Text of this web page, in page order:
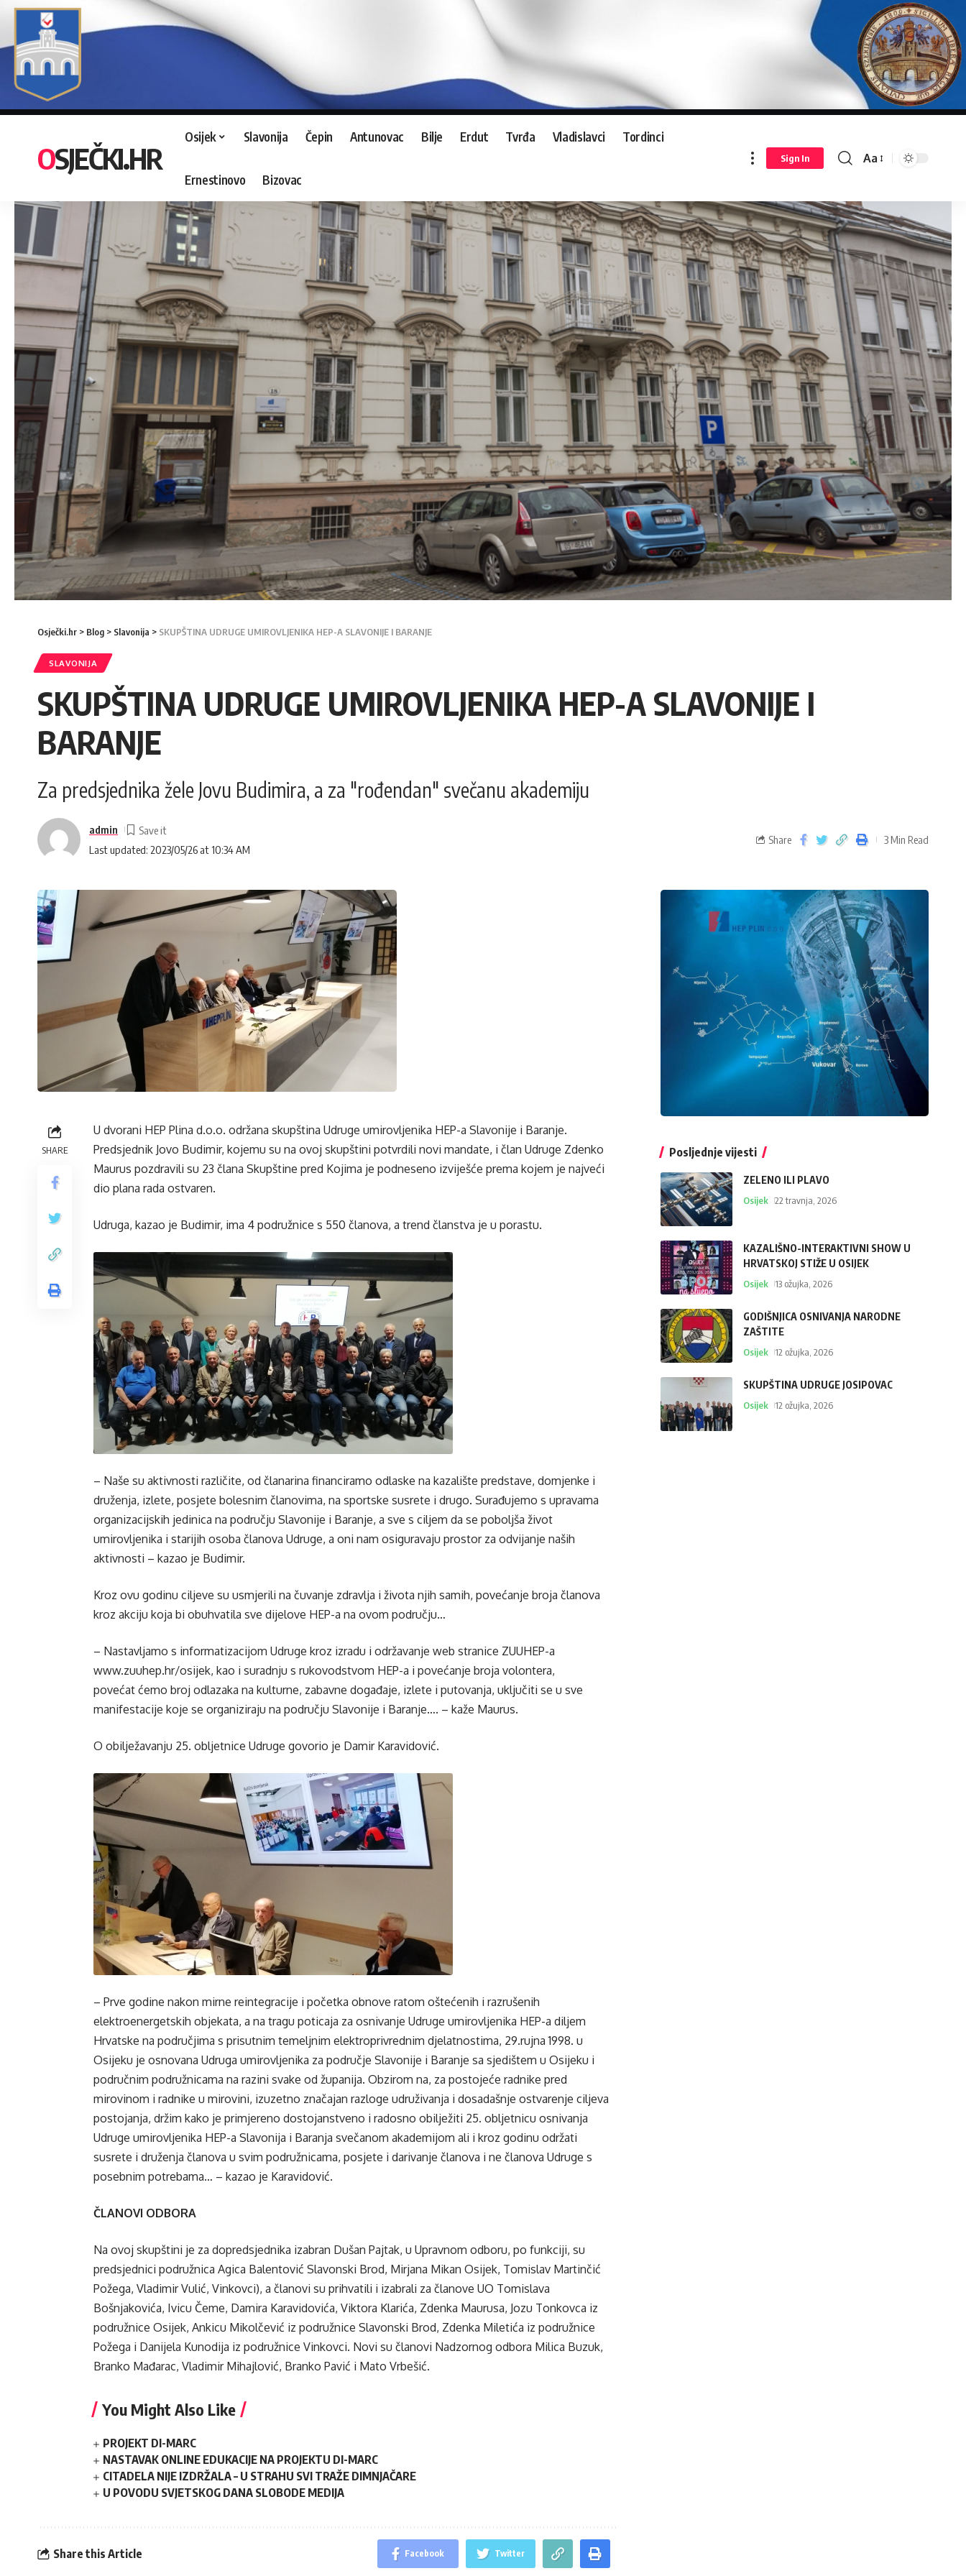
OSJEČKI.HR
Osijek Slavonija Čepin Antunovac Bilje Erdut Tvrđa Vladislavci Tordinci
Ernestinovo Bizovac
Sign In Aa
Osječki.hr > Blog > Slavonija > SKUPŠTINA UDRUGE UMIROVLJENIKA HEP-A SLAVONIJE I BARANJE
SLAVONIJA
SKUPŠTINA UDRUGE UMIROVLJENIKA HEP-A SLAVONIJE I
BARANJE
Za predsjednika žele Jovu Budimira, a za "rođendan" svečanu akademiju
Last updated: 2023/05/26 at 10:34 AM
admin
Share 3 Min Read
SHARE
U dvorani HEP Plina d.o.o. održana skupština Udruge umirovljenika HEP-a Slavonije i Baranje.
Predsjednik Jovo Budimir, kojemu su na ovoj skupštini potvrdili novi mandate, i član Udruge Zdenko
Maurus pozdravili su 23 člana Skupštine pred Kojima je podneseno izviješće prema kojem je najveći
dio plana rada ostvaren.
Udruga, kazao je Budimir, ima 4 podružnice s 550 članova, a trend članstva je u porastu.
– Naše su aktivnosti različite, od članarina financiramo odlaske na kazalište predstave, domjenke i
druženja, izlete, posjete bolesnim članovima, na sportske susrete i drugo. Surađujemo s upravama
organizacijskih jedinica na području Slavonije i Baranje, a sve s ciljem da se poboljša život
umirovljenika i starijih osoba članova Udruge, a oni nam osiguravaju prostor za odvijanje naših
aktivnosti – kazao je Budimir.
Kroz ovu godinu ciljeve su usmjerili na čuvanje zdravlja i života njih samih, povećanje broja članova
kroz akciju koja bi obuhvatila sve dijelove HEP-a na ovom području…
– Nastavljamo s informatizacijom Udruge kroz izradu i održavanje web stranice ZUUHEP-a
www.zuuhep.hr/osijek, kao i suradnju s rukovodstvom HEP-a i povećanje broja volontera,
povećat ćemo broj odlazaka na kulturne, zabavne događaje, izlete i putovanja, uključiti se u sve
manifestacije koje se organiziraju na području Slavonije i Baranje…. – kaže Maurus.
O obilježavanju 25. obljetnice Udruge govorio je Damir Karavidović.
– Prve godine nakon mirne reintegracije i početka obnove ratom oštećenih i razrušenih
elektroenergetskih objekata, a na tragu poticaja za osnivanje Udruge umirovljenika HEP-a diljem
Hrvatske na područjima s prisutnim temeljnim elektroprivrednim djelatnostima, 29.rujna 1998. u
Osijeku je osnovana Udruga umirovljenika za područje Slavonije i Baranje sa sjedištem u Osijeku i
područnim podružnicama na razini svake od županija. Obzirom na, za postojeće radnike pred
mirovinom i radnike u mirovini, izuzetno značajan razloge udruživanja i dosadašnje ostvarenje ciljeva
postojanja, držim kako je primjereno dostojanstveno i radosno obilježiti 25. obljetnicu osnivanja
Udruge umirovljenika HEP-a Slavonija i Baranja svečanom akademijom ali i kroz godinu održati
susrete i druženja članova u svim podružnicama, posjete i darivanje članova i ne članova Udruge s
posebnim potrebama… – kazao je Karavidović.
ČLANOVI ODBORA
Na ovoj skupštini je za dopredsjednika izabran Dušan Pajtak, u Upravnom odboru, po funkciji, su
predsjednici podružnica Agica Balentović Slavonski Brod, Mirjana Mikan Osijek, Tomislav Martinčić
Požega, Vladimir Vulić, Vinkovci), a članovi su prihvatili i izabrali za članove UO Tomislava
Bošnjakovića, Ivicu Čeme, Damira Karavidovića, Viktora Klarića, Zdenka Maurusa, Jozu Tonkovca iz
podružnice Osijek, Ankicu Mikolčević iz podružnice Slavonski Brod, Zdenka Miletića iz podružnice
Požega i Danijela Kunodija iz podružnice Vinkovci. Novi su članovi Nadzornog odbora Milica Buzuk,
Branko Mađarac, Vladimir Mihajlović, Branko Pavić i Mato Vrbešić.
You Might Also Like
PROJEKT DI-MARC
NASTAVAK ONLINE EDUKACIJE NA PROJEKTU DI-MARC
CITADELA NIJE IZDRŽALA – U STRAHU SVI TRAŽE DIMNJAČARE
U POVODU SVJETSKOG DANA SLOBODE MEDIJA
Share this Article Facebook Twitter
Posljednje vijesti
ZELENO ILI PLAVO
Osijek 22 travnja, 2026
KAZALIŠNO-INTERAKTIVNI SHOW U
HRVATSKOJ STIŽE U OSIJEK
Osijek 13 ožujka, 2026
GODIŠNJICA OSNIVANJA NARODNE
ZAŠTITE
Osijek 12 ožujka, 2026
SKUPŠTINA UDRUGE JOSIPOVAC
Osijek 12 ožujka, 2026